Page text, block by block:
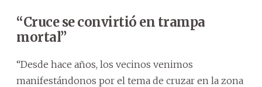
“Cruce se convirtió en trampa
mortal”
“Desde hace años, los vecinos venimos
manifestándonos por el tema de cruzar en la zona